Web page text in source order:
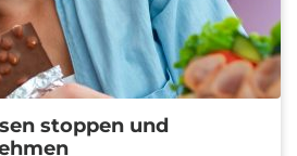
stoppen und